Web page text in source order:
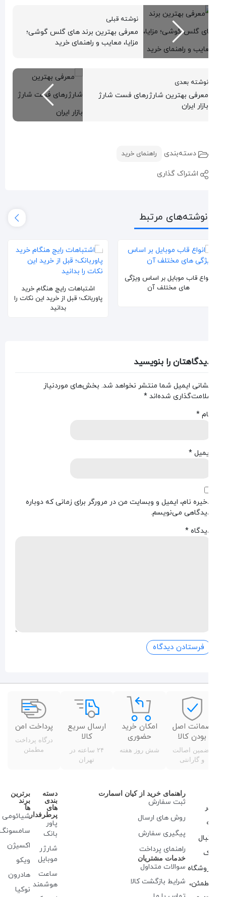
نوشته قبلی
معرفی بهترین برند های گلس گوشی؛
مزایا، معایب و راهنمای خرید
نوشته بعدی
معرفی بهترین شارژرهای فست شارژ
بازار ایران
دسته‌بندی راهنمای خرید
اشتراک گذاری
نوشته‌های مرتبط
قاب موبایل بر اساس ویژگی
های مختلف آن
اشتباهات رایج هنگام خرید
پاوربانک؛ قبل از خرید این نکات را
را بنویسید
ایمیل شما منتشر نخواهد شد. بخش‌های موردنیاز
شده‌اند*
*
نام، ایمیل و وبسایت من در مرورگر برای زمانی که دوباره
می‌نویسم.
*
اصل
بودن کالا
اصالت
و گارانتی
امکان خرید
حضوری
شش روز هفته
ارسال سریع
۲۴ ساعته در
پرداخت امن
درگاه پرداخت
مطمئن
راهنمای خرید از کیان اسمارت
ثبت سفارش
روش‌ های ارسال
پیگیری سفارش
راهنمای پرداخت
خدمات مشتریان
سوالات متداول
شرایط بازگشت کالا
پرطرفدار
موبایل
ساعت
هوشمند
برترین
برند
ها
شیائومی
سامسونگ
اکسیژن
ویکو
هادرون